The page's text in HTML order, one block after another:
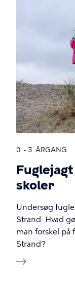
0. - 3. ÅRGANG
skoler
Undersøg
Strand. Hvad
man forskel på
Strand?